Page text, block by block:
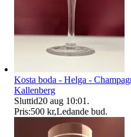
Kosta boda - Helga -
Kallenberg
Sluttid20 aug 10:01 .
Pris:500 kr,Ledande bud.